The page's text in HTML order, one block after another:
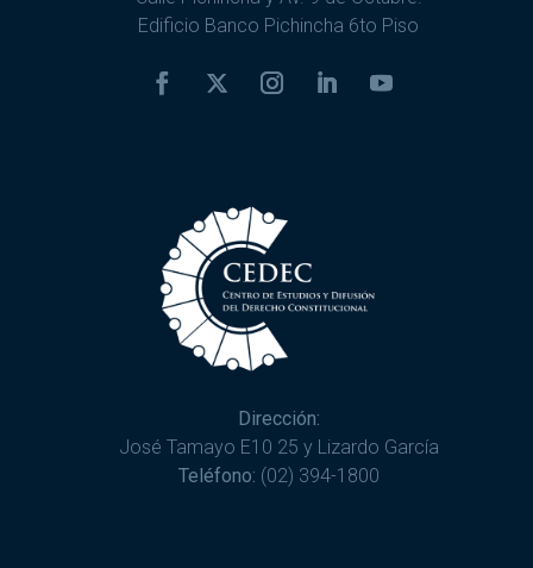
Edificio Banco Pichincha 6to Piso
Dirección:
José Tamayo E10 25 y Lizardo García
Teléfono: (02) 394-1800